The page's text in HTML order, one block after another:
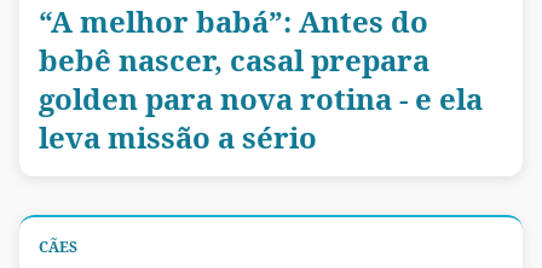
“A melhor babá”: Antes do
bebê nascer, casal prepara
golden para nova rotina - e ela
leva missão a sério
CÃES